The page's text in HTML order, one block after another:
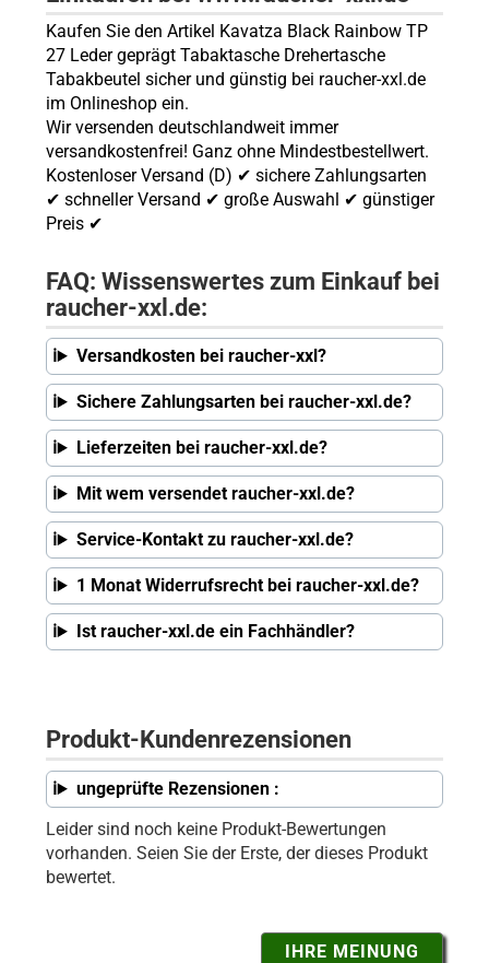
Kaufen Sie den Artikel Kavatza Black Rainbow TP
27 Leder geprägt Tabaktasche Drehertasche
Tabakbeutel sicher und günstig bei raucher-xxl.de
im Onlineshop ein.
Wir versenden deutschlandweit immer
versandkostenfrei! Ganz ohne Mindestbestellwert.
Kostenloser Versand (D) ✔ sichere Zahlungsarten
✔ schneller Versand ✔ große Auswahl ✔ günstiger
Preis ✔
FAQ: Wissenswertes zum Einkauf bei
raucher-xxl.de:
Versandkosten bei raucher-xxl?
Sichere Zahlungsarten bei raucher-xxl.de?
Lieferzeiten bei raucher-xxl.de?
Mit wem versendet raucher-xxl.de?
Service-Kontakt zu raucher-xxl.de?
1 Monat Widerrufsrecht bei raucher-xxl.de?
Ist raucher-xxl.de ein Fachhändler?
Produkt-Kundenrezensionen
ungeprüfte Rezensionen :
Leider sind noch keine Produkt-Bewertungen
vorhanden. Seien Sie der Erste, der dieses Produkt
bewertet.
IHRE MEINUNG